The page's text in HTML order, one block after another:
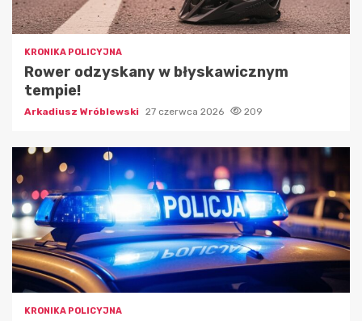
KRONIKA POLICYJNA
Rower odzyskany w błyskawicznym
tempie!
Arkadiusz Wróblewski 27 czerwca 2026 209
KRONIKA POLICYJNA